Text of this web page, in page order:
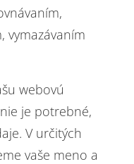
vymazávaním
webovú
je potrebné,
V určitých
vaše meno a